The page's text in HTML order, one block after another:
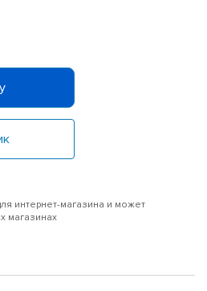
интернет-магазина и может
магазинах